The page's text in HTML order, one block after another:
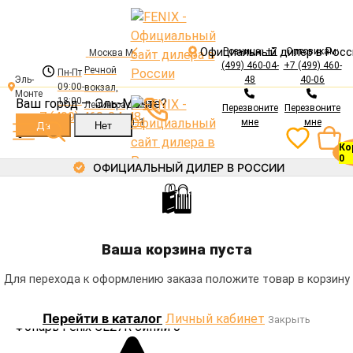
+7 (499) 460-04-48
0
Каталог
Аккумуляторы
Зарядные устройства
Эль-
Монте
Ваш город —Эль-Монте?
Пн-Пт
09:00-
18:00
Москва М.
Речной
вокзал,
Ленинградское
ш., 94, корп. 1
Официальный дилер в
Оптовикам:
+7 (499) 460-
40-06
Перезвоните
мне
Розница:+7
(499) 460-04-
48
Перезвоните
мне
Аккумуляторы
Крепления
Аксессуары
ОФИЦИАЛЬНЫЙ ДИЛЕР В РОССИИ
🛍
Ваша корзина пуста
Для перехода к оформлению заказа положите товар в корзину
Перейти в каталог Личный кабинет Закрыть
Авторизация
Электронная почта
Главная
Фонари Фонарь Fenix CL27R синий
Фонарь Fenix CL27R синий 0